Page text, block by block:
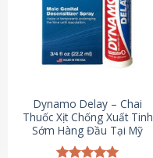
Dynamo Delay – Chai
Thuốc Xịt Chống Xuất Tinh
Sớm Hàng Đầu Tại Mỹ